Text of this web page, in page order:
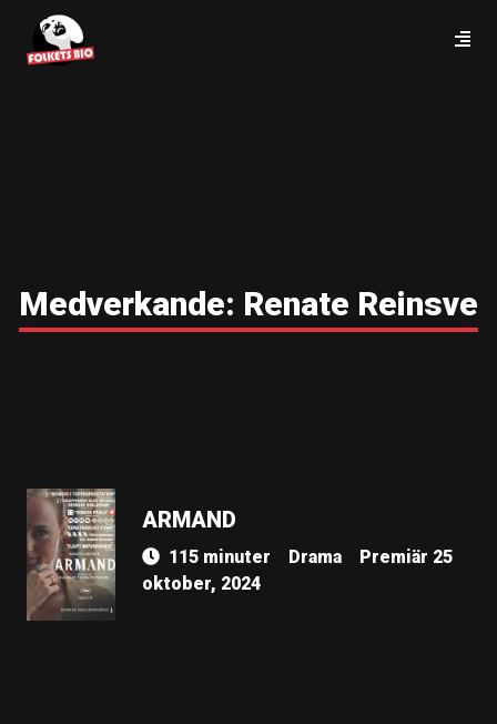
Medverkande: Renate Reinsve
ARMAND
115 minuter Drama
Premiär 25
oktober, 2024